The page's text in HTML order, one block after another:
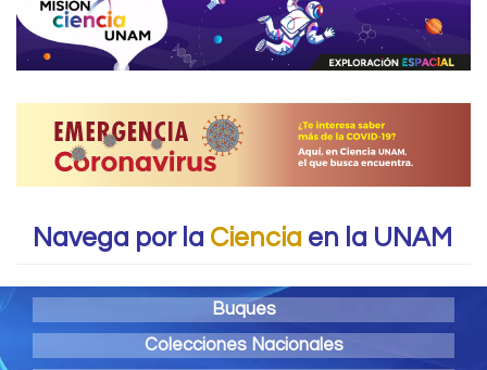
Navega por la Ciencia en la UNAM
Buques
Colecciones Nacionales